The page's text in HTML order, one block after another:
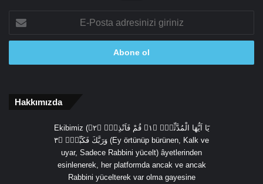
Posta
adresinizi
Hakkımızda
Ekibimiz (يَٓا اَيُّهَا الْمُدَّثِّرُۙ ﴿١﴾ قُمْ فَاَنْذِرْۙ ﴿٢﴾
وَرَبَّكَ فَكَبِّرْۙ ﴿٣ (Ey örtünüp bürünen, Kalk ve
uyar, Sadece Rabbini yücelt) âyetlerinden
esinlenerek, her platformda ancak ve ancak
Rabbini yücelterek var olma gayesine